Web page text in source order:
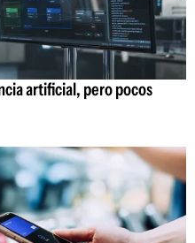
artificial, pero pocos